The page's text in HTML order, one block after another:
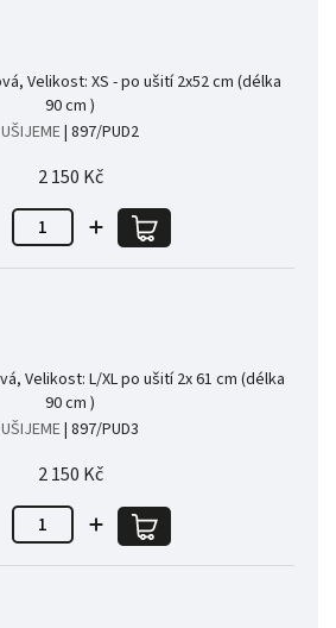
Velikost: XS - po ušití 2x52 cm (délka
90 cm )
UŠIJEME| 897/PUD2
2 150 Kč
Velikost: L/XL po ušití 2x 61 cm (délka
90 cm )
UŠIJEME| 897/PUD3
2 150 Kč